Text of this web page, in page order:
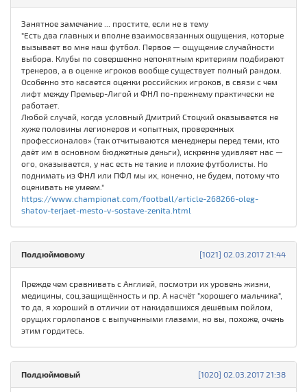
Занятное замечание ... простите, если не в тему
"Есть два главных и вполне взаимосвязанных ощущения, которые
вызывает во мне наш футбол. Первое — ощущение случайности
выбора. Клубы по совершенно непонятным критериям подбирают
тренеров, а в оценке игроков вообще существует полный рандом.
Особенно это касается оценки российских игроков, в связи с чем
лифт между Премьер-Лигой и ФНЛ по-прежнему практически не
работает.
Любой случай, когда условный Дмитрий Стоцкий оказывается не
хуже половины легионеров и «опытных, проверенных
профессионалов» (так отчитываются менеджеры перед теми, кто
даёт им в основном бюджетные деньги), искренне удивляет нас —
ого, оказывается, у нас есть не такие и плохие футболисты. Но
поднимать из ФНЛ или ПФЛ мы их, конечно, не будем, потому что
оценивать не умеем."
https://www.championat.com/football/article-268266-oleg-
shatov-terjaet-mesto-v-sostave-zenita.html
[1021] 02.03.2017 21:44
Полдюймовому
Прежде чем сравнивать с Англией, посмотри их уровень жизни,
медицины, соц.защищённость и пр. А насчёт "хорошего мальчика",
то да, я хороший в отличии от накидавшихся дешёвым пойлом,
орущих горлопанов с выпученными глазами, но вы, похоже, очень
этим гордитесь.
[1020] 02.03.2017 21:38
Полдюймовый